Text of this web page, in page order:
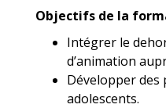
Objectifs de la
Intégrer le
d’animation
Développer des
adolescents.